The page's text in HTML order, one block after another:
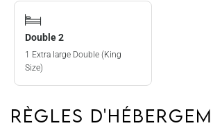
Double 2
1 Extra large Double (King
Size)
Règles